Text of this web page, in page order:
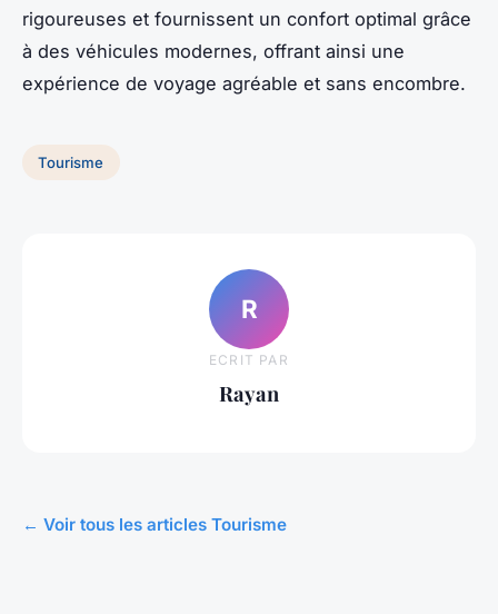
rigoureuses et fournissent un confort optimal grâce
à des véhicules modernes, offrant ainsi une
expérience de voyage agréable et sans encombre.
Tourisme
R
ECRIT PAR
Rayan
← Voir tous les articles Tourisme